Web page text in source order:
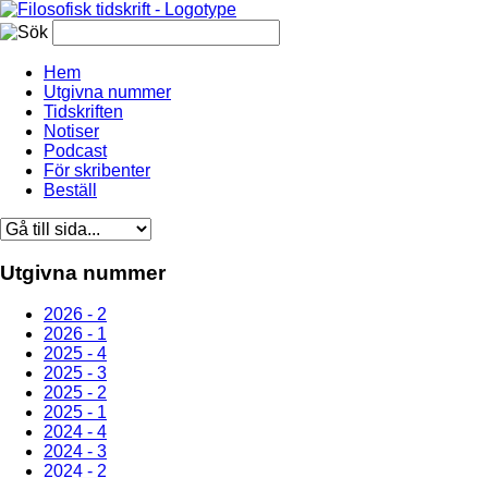
Hem
Utgivna nummer
Tidskriften
Notiser
Podcast
För skribenter
Beställ
Utgivna nummer
2026 - 2
2026 - 1
2025 - 4
2025 - 3
2025 - 2
2025 - 1
2024 - 4
2024 - 3
2024 - 2